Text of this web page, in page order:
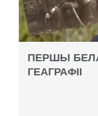
ПЕРШЫ
ГЕАГРАФІІ